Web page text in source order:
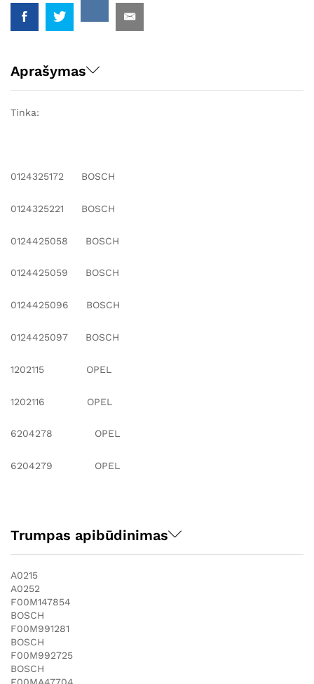
Aprašymas
Tinka:
0124325172 BOSCH
0124325221 BOSCH
0124425058 BOSCH
0124425059 BOSCH
0124425096 BOSCH
0124425097 BOSCH
1202115 OPEL
1202116 OPEL
6204278 OPEL
6204279 OPEL
Trumpas apibūdinimas
A0215
A0252
F00M147854
BOSCH
F00M991281
BOSCH
F00M992725
BOSCH